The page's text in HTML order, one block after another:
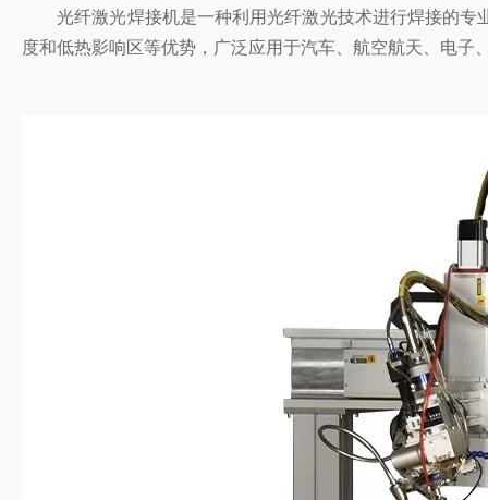
光纤激光焊接机是一种利用光纤激光技术进行焊接的专
度和低热影响区等优势，广泛应用于汽车、航空航天、电子